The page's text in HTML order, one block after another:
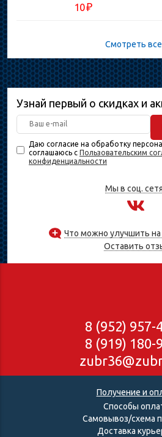
10₽
Смотреть все
Узнай первый о скидках и
Даю согласие на обработку
соглашаюсь с Пользовательским
конфиденциальности
Мы в соц.
Что можно улучшить на
Оставить
8 (952) 957-
8 (919) 180-
Получение и
Способы
Самовывоз/схема
Доставка